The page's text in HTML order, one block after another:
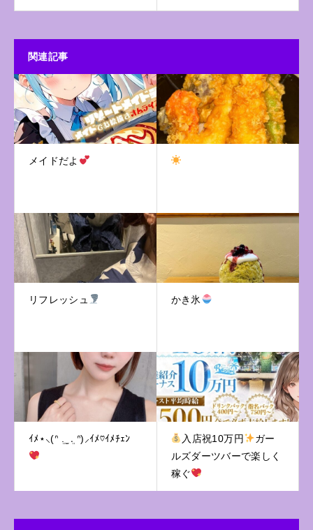
関連記事
メイドだよ︎
リフレッシュ かき氷
ｲﾒ⋆⸜(ᐢ ܸ. ̫ .ܸ ᐢ)⸝ｲﾒ♡ｲﾒﾁｪﾝ 入店祝10万円
ガー
ルズダーツバーで楽しく
稼ぐ